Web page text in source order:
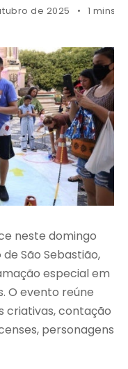
de 2025 1 mins
neste domingo
de São Sebastião,
especial em
O evento reúne
criativas, contação
personagens